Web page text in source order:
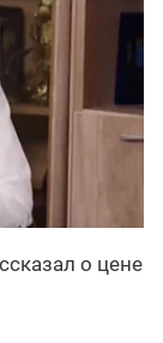
о цене